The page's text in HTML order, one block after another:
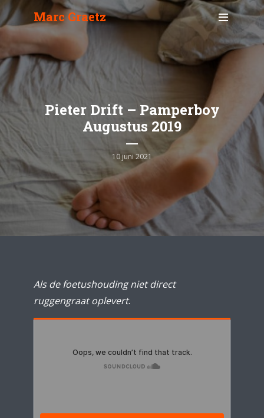
Marc Graetz
Pieter Drift – Pamperboy
Augustus 2019
10 juni 2021
Als de foetushouding niet direct
ruggengraat oplevert.